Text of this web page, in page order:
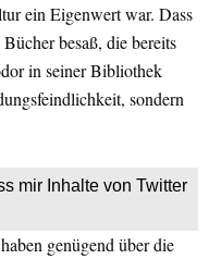
ein Eigenwert war. Dass
besaß, die bereits
in seiner Bibliothek
sondern
mir Inhalte von Twitter
genügend über die